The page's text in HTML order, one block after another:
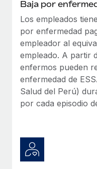
Baja por
Los empleados
por enfermedad
empleador al
empleado. A partir
enfermos pueden
enfermedad de
Salud del Perú)
por cada episodio